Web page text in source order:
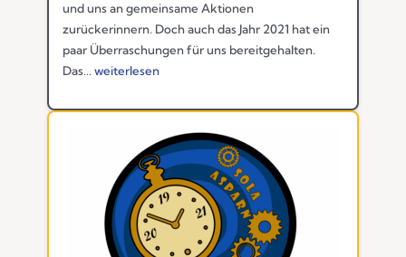
und uns an gemeinsame Aktionen
zurückerinnern. Doch auch das Jahr 2021 hat ein
paar Überraschungen für uns bereitgehalten.
Das... weiterlesen